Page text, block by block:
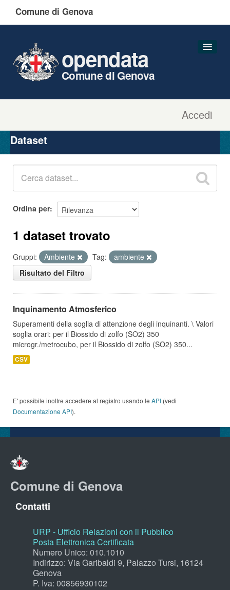
Comune di Genova
Accedi
opendata
Comune di Genova
Organizzazioni
Gruppi
Dataset
Ordina per
1 dataset trovato
Gruppi: Ambiente Tag:
ambiente
Risultato del Filtro
Inquinamento Atmosferico
Superamenti della soglia di attenzione degli inquinanti. \ Valori
soglia orari: per il Biossido di zolfo (SO2) 350
microgr./metrocubo, per il Biossido di zolfo (SO2) 350...
CSV
E' possibile inoltre accedere al registro usando le API (vedi
Documentazione API).
Comune di Genova
Contatti
URP - Ufficio Relazioni con il Pubblico
Posta Elettronica Certificata
Numero Unico: 010.1010
Indirizzo: Via Garibaldi 9, Palazzo Tursi, 16124
Genova
P. Iva: 00856930102